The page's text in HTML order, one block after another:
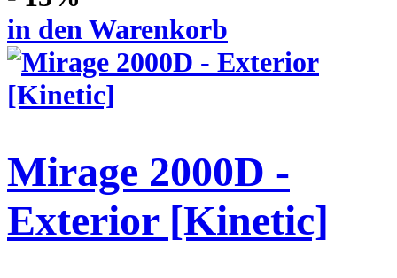
in den Warenkorb
Mirage 2000D -
Exterior [Kinetic]